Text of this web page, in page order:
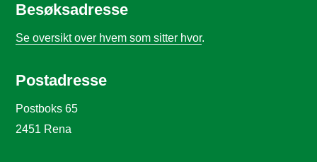
Besøksadresse
Se oversikt over hvem som sitter hvor.
Postadresse
Postboks 65
2451 Rena